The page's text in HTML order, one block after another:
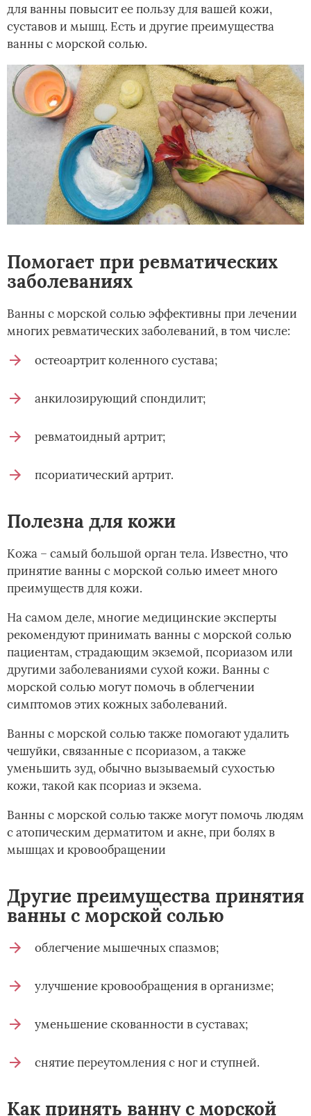
для ванны повысит ее пользу для вашей кожи,
суставов и мышц. Есть и другие преимущества
ванны с морской солью.
Помогает при ревматических
заболеваниях
Ванны с морской солью эффективны при лечении
многих ревматических заболеваний, в том числе:
остеоартрит коленного сустава;
анкилозирующий спондилит;
ревматоидный артрит;
псориатический артрит.
Полезна для кожи
Кожа – самый большой орган тела. Известно, что
принятие ванны с морской солью имеет много
преимуществ для кожи.
На самом деле, многие медицинские эксперты
рекомендуют принимать ванны с морской солью
пациентам, страдающим экземой, псориазом или
другими заболеваниями сухой кожи. Ванны с
морской солью могут помочь в облегчении
симптомов этих кожных заболеваний.
Ванны с морской солью также помогают удалить
чешуйки, связанные с псориазом, а также
уменьшить зуд, обычно вызываемый сухостью
кожи, такой как псориаз и экзема.
Ванны с морской солью также могут помочь людям
с атопическим дерматитом и акне, при болях в
мышцах и кровообращении
Другие преимущества принятия
ванны с морской солью
облегчение мышечных спазмов;
улучшение кровообращения в организме;
уменьшение скованности в суставах;
снятие переутомления с ног и ступней.
Как принять ванну с морской